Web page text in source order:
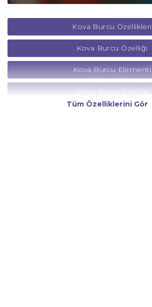
Kova Burcu Özellikleri
Kova Burcu Özelliği
Kova Burcu Elementi
Kova Burcu Niteliği
Tüm Özelliklerini Gör